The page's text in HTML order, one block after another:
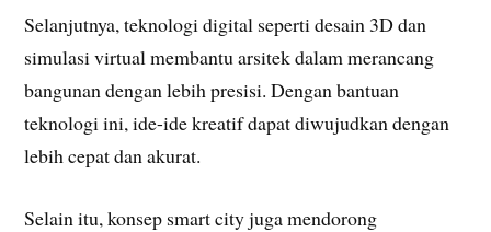
Selanjutnya, teknologi digital seperti desain 3D dan
simulasi virtual membantu arsitek dalam merancang
bangunan dengan lebih presisi. Dengan bantuan
teknologi ini, ide-ide kreatif dapat diwujudkan dengan
lebih cepat dan akurat.
Selain itu, konsep smart city juga mendorong